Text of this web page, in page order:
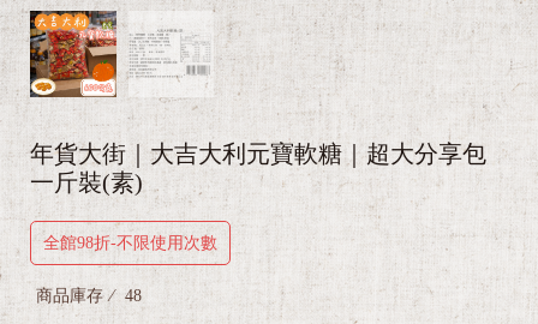
年貨大街｜大吉大利元寶軟糖｜超大分享包
一斤裝(素)
全館98折-不限使用次數
商品庫存 48